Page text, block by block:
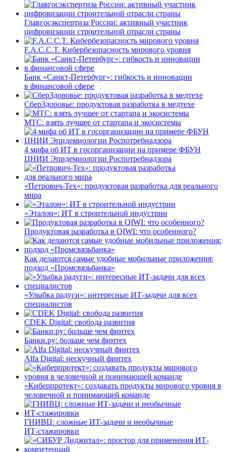
Главгосэкспертиза России: активный участник
цифровизации строительной отрасли страны
F.A.C.C.T. Кибербезопасность мирового уровня
Банк «Санкт-Петербург»: гибкость и инновации
в финансовой сфере
СберЗдоровье: продуктовая разработка в медтехе
МТС: взять лучшее от стартапа и экосистемы
4 мифа об ИТ в госорганизации на примере ФБУН
ЦНИИ Эпидемиологии Роспотребнадзора
«Петрович-Тех»: продуктовая разработка для реального
мира
«Эталон»: ИТ в строительной индустрии
Продуктовая разработка в QIWI: что особенного?
Как делаются самые удобные мобильные приложения:
подход «Промсвязьбанка»
«Улыбка радуги»: интересные ИТ-задачи для всех
специалистов
CDEK Digital: свобода развития
Банки.ру: больше чем финтех
Alfa Digital: нескучный финтех
«Киберпротект»: создавать продукты мирового уровня в
человечной и понимающей команде
ГНИВЦ: сложные ИТ‑задачи и необычные
ИТ‑стажировки